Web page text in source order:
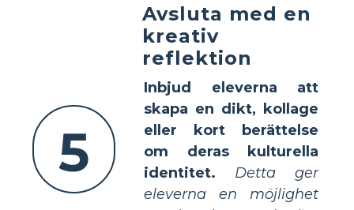
5
Avsluta med en
kreativ
reflektion
Inbjud eleverna att
skapa en dikt, kollage
eller kort berättelse
om deras kulturella
identitet.
Detta ger
eleverna en möjlighet